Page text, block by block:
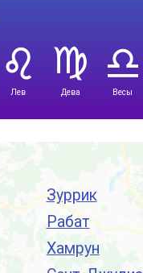
Лев Дева Весы
Зуррик
Рабат
Хамрун